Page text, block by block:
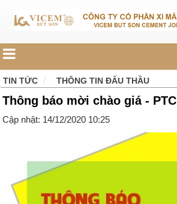
TIN TỨC THÔNG TIN ĐẤU THẦU
Thông báo mời chào giá - PTC
Cập nhật: 14/12/2020 10:25